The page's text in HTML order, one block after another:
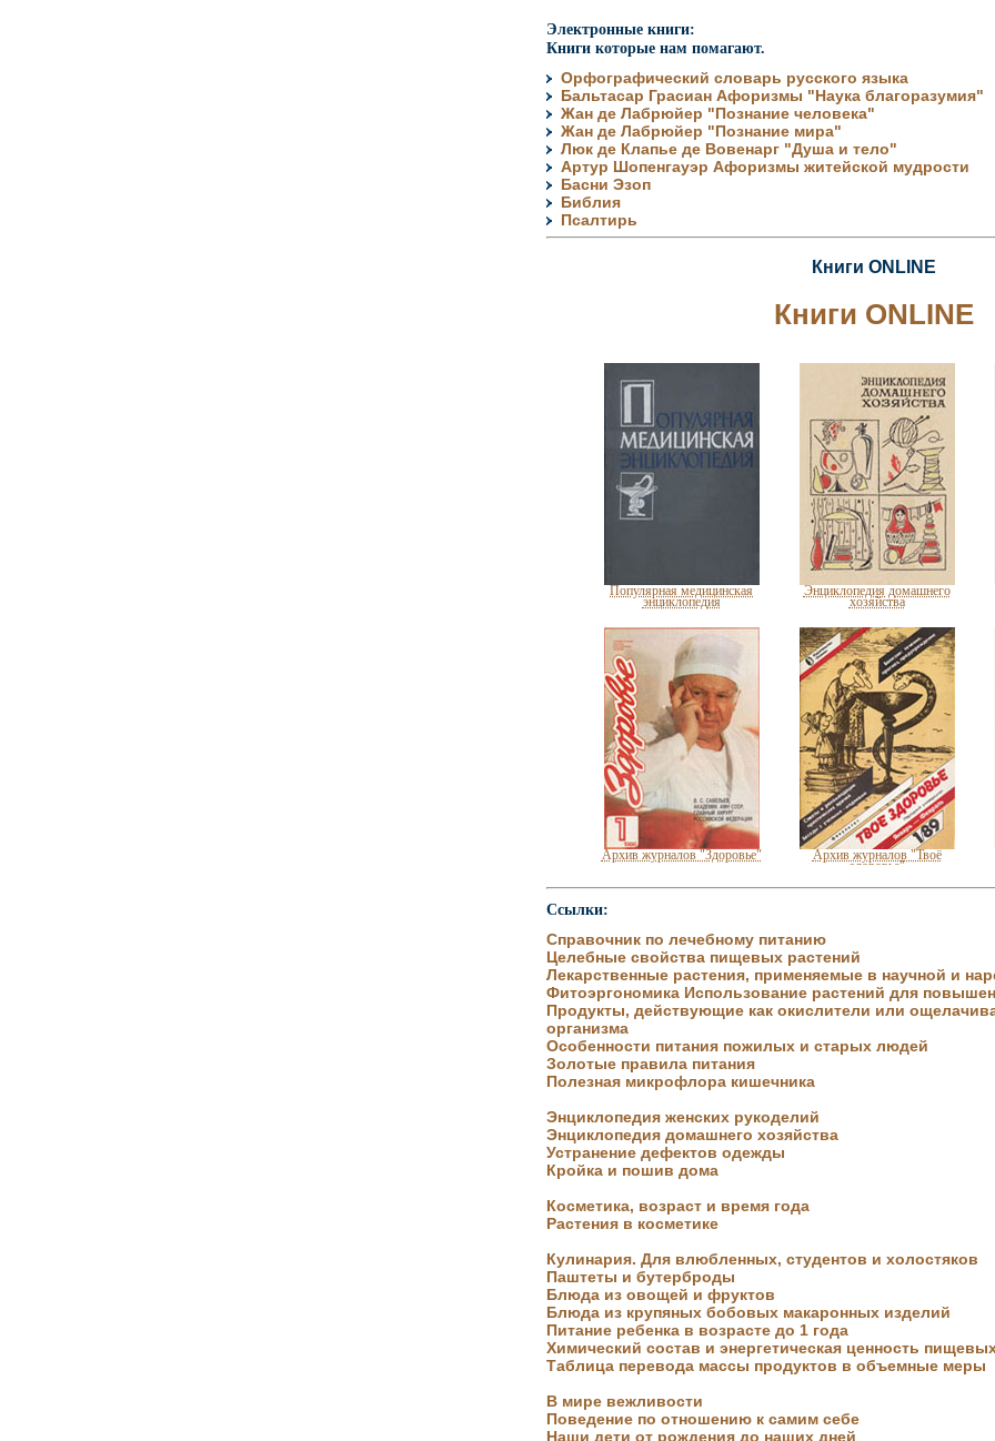
Электронные книги:
Книги которые нам помагают.
Орфографический словарь русского языка
Бальтасар Грасиан Афоризмы "Наука благоразумия"
Жан де Лабрюйер "Познание человека"
Жан де Лабрюйер "Познание мира"
Люк де Клапье де Вовенарг "Душа и тело"
Артур Шопенгауэр Афоризмы житейской мудрости
Басни Эзоп
Библия
Псалтирь
Книги ONLINE
Книги ONLINE
Популярная медицинская
энциклопедия
Энциклопедия домашнего
хозяйства
Архив журналов "Здоровье" Архив журналов "Твоё
здоровье"
Целебные свойства пищевых
растений
Цветущая косметика
Ссылки:
Справочник по лечебному питанию
Целебные свойства пищевых растений
Лекарственные растения, применяемые в научной и
Фитоэргономика Использование растений для
Продукты, действующие как окислители или
организма
Особенности питания пожилых и старых людей
Золотые правила питания
Полезная микрофлора кишечника
Энциклопедия женских рукоделий
Энциклопедия домашнего хозяйства
Устранение дефектов одежды
Кройка и пошив дома
Косметика, возраст и время года
Растения в косметике
Кулинария. Для влюбленных, студентов и холостяков
Паштеты и бутерброды
Блюда из овощей и фруктов
Блюда из крупяных бобовых макаронных изделий
Питание ребенка в возрасте до 1 года
Химический состав и энергетическая ценность
Таблица перевода массы продуктов в объемные меры
В мире вежливости
Поведение по отношению к самим себе
Наши дети от рождения до наших дней